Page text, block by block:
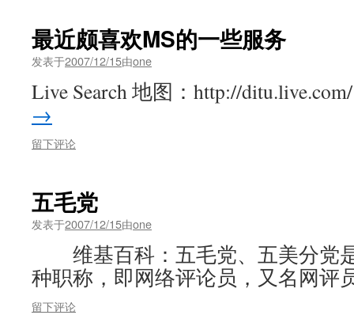
最近颇喜欢MS的一些服务
发表于2007/12/15由one
Live Search 地图：http://
→
留下评论
五毛党
发表于2007/12/15由one
维基百科：五毛党、五美分党
种职称，即网络评论员，又名网
留下评论